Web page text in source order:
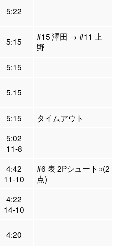
5:22
5:15
#15 澤田 → #11 上
野
5:15
5:15
5:15
タイムアウト
5:02
11-8
4:42
11-10
#6 表 2Pシュート○(2
点)
4:22
14-10
4:20